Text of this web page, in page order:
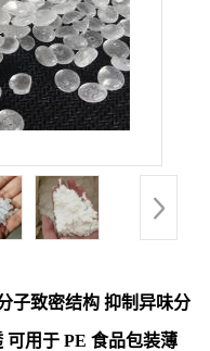
子致密结构 抑制异味分
可用于 PE 食品包装薄